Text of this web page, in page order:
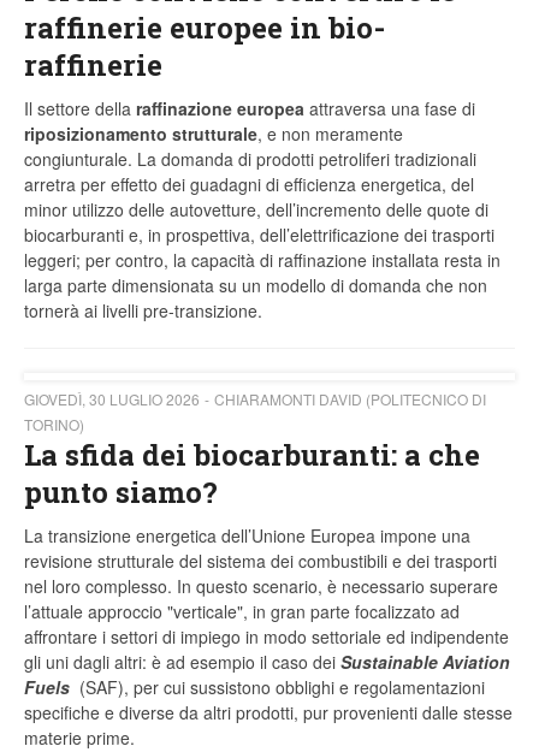
raffinerie europee in bio-
raffinerie
Il settore della raffinazione europea attraversa una fase di
riposizionamento strutturale, e non meramente
congiunturale. La domanda di prodotti petroliferi tradizionali
arretra per effetto dei guadagni di efficienza energetica, del
minor utilizzo delle autovetture, dell’incremento delle quote di
biocarburanti e, in prospettiva, dell’elettrificazione dei trasporti
leggeri; per contro, la capacità di raffinazione installata resta in
larga parte dimensionata su un modello di domanda che non
tornerà ai livelli pre-transizione.
GIOVEDÌ, 30 LUGLIO 2026
CHIARAMONTI DAVID (POLITECNICO DI
TORINO)
La sfida dei biocarburanti: a che
punto siamo?
La transizione energetica dell’Unione Europea impone una
revisione strutturale del sistema dei combustibili e dei trasporti
nel loro complesso. In questo scenario, è necessario superare
l’attuale approccio "verticale", in gran parte focalizzato ad
affrontare i settori di impiego in modo settoriale ed indipendente
gli uni dagli altri: è ad esempio il caso dei Sustainable Aviation
Fuels (SAF), per cui sussistono obblighi e regolamentazioni
specifiche e diverse da altri prodotti, pur provenienti dalle stesse
materie prime.